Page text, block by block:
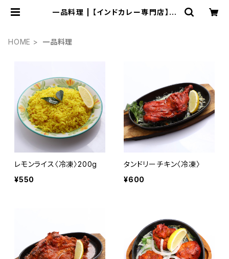
一品料理 | 【インドカレー専門店】イ
HOME 一品料理
レモンライス〈冷凍〉200g
¥550
タンドリーチキン〈冷凍〉
¥600